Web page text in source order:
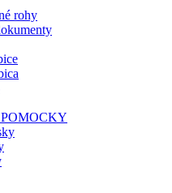
rohy